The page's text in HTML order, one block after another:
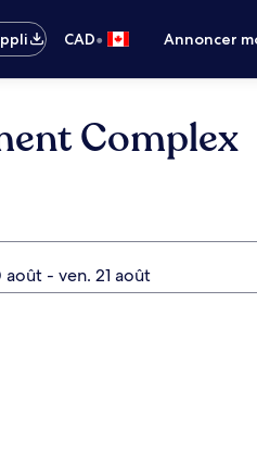
CAD• Annoncer
Complex